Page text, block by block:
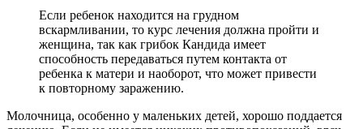
Если ребенок находится на грудном
вскармливании, то курс лечения должна пройти и
женщина, так как грибок Кандида имеет
способность передаваться путем контакта от
ребенка к матери и наоборот, что может привести
к повторному заражению.
Молочница, особенно у маленьких детей, хорошо поддается